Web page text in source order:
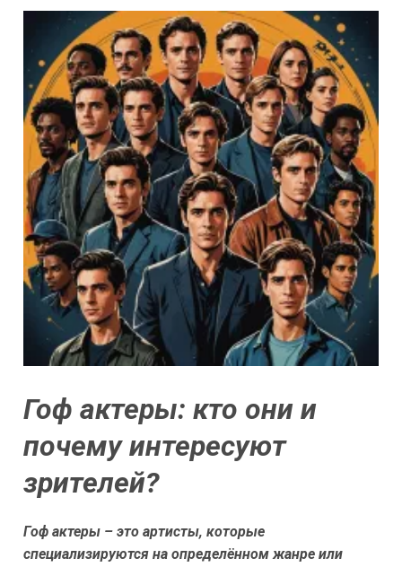
Гоф актеры: кто они и
почему интересуют
зрителей?
Гоф актеры – это артисты, которые
специализируются на определённом жанре или